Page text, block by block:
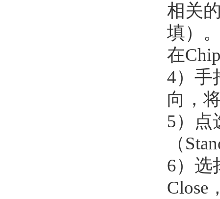
相关
填）
在
4）手
向，
5）点
（
6）选
Close